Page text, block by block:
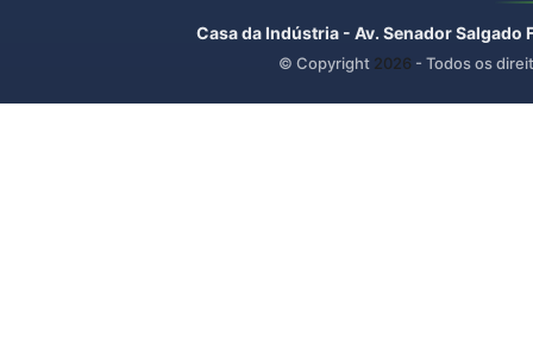
Casa da Indústria - Av. Senador
© Copyright 2026 - Todos os